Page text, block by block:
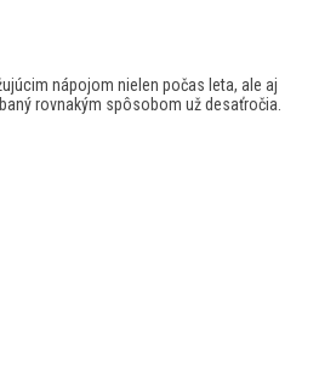
nápojom nielen počas leta, ale aj
rovnakým spôsobom už desaťročia.